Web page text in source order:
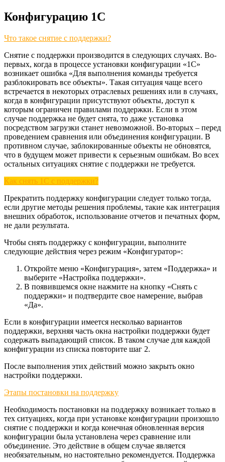
Конфигурацию 1С
Что такое снятие с поддержки?
Снятие с поддержки производится в следующих случаях. Во-
первых, когда в процессе установки конфигурации «1С»
возникает ошибка «Для выполнения команды требуется
разблокировать все объекты». Такая ситуация чаще всего
встречается в некоторых отраслевых решениях или в случаях,
когда в конфигурации присутствуют объекты, доступ к
которым ограничен правилами поддержки. Если в этом
случае поддержка не будет снята, то даже установка
посредством загрузки станет невозможной. Во-вторых – перед
проведением сравнения или объединения конфигурации. В
противном случае, заблокированные объекты не обновятся,
что в будущем может привести к серьезным ошибкам. Во всех
остальных ситуациях снятие с поддержки не требуется.
Как снять 1С с поддержки?
Прекратить поддержку конфигурации следует только тогда,
если другие методы решения проблемы, такие как интеграция
внешних обработок, использование отчетов и печатных форм,
не дали результата.
Чтобы снять поддержку с конфигурации, выполните
следующие действия через режим «Конфигуратор»:
Откройте меню «Конфигурация», затем «Поддержка» и
выберите «Настройка поддержки».
В появившемся окне нажмите на кнопку «Снять с
поддержки» и подтвердите свое намерение, выбрав
«Да».
Если в конфигурации имеется несколько вариантов
поддержки, верхняя часть окна настройки поддержки будет
содержать выпадающий список. В таком случае для каждой
конфигурации из списка повторите шаг 2.
После выполнения этих действий можно закрыть окно
настройки поддержки.
Этапы постановки на поддержку
Необходимость постановки на поддержку возникает только в
тех ситуациях, когда при установке конфигурации произошло
снятие с поддержки и когда конечная обновленная версия
конфигурации была установлена через сравнение или
объединение. Это действие в общем случае является
необязательным, но настоятельно рекомендуется. Поддержка